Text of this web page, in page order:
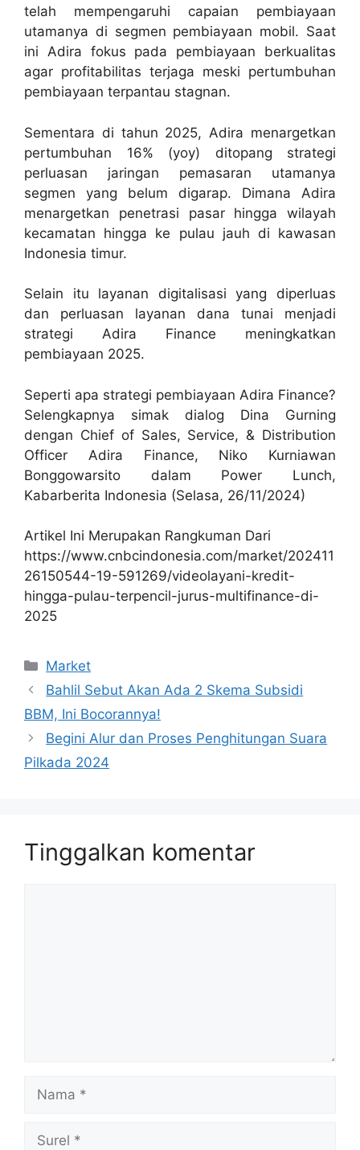
telah mempengaruhi capaian pembiayaan
utamanya di segmen pembiayaan mobil. Saat
ini Adira fokus pada pembiayaan berkualitas
agar profitabilitas terjaga meski pertumbuhan
pembiayaan terpantau stagnan.
Sementara di tahun 2025, Adira menargetkan
pertumbuhan 16% (yoy) ditopang strategi
perluasan jaringan pemasaran utamanya
segmen yang belum digarap. Dimana Adira
menargetkan penetrasi pasar hingga wilayah
kecamatan hingga ke pulau jauh di kawasan
Indonesia timur.
Selain itu layanan digitalisasi yang diperluas
dan perluasan layanan dana tunai menjadi
strategi Adira Finance meningkatkan
pembiayaan 2025.
Seperti apa strategi pembiayaan Adira Finance?
Selengkapnya simak dialog Dina Gurning
dengan Chief of Sales, Service, & Distribution
Officer Adira Finance, Niko Kurniawan
Bonggowarsito dalam Power Lunch,
Kabarberita Indonesia (Selasa, 26/11/2024)
Artikel Ini Merupakan Rangkuman Dari
https://www.cnbcindonesia.com/market/202411
26150544-19-591269/videolayani-kredit-
hingga-pulau-terpencil-jurus-multifinance-di-
2025
Kategori
Market
Bahlil Sebut Akan Ada 2 Skema Subsidi
BBM, Ini Bocorannya!
Begini Alur dan Proses Penghitungan Suara
Pilkada 2024
Tinggalkan komentar
Nama
Surel